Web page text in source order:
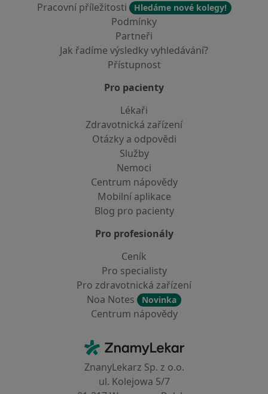
Pracovní příležitosti
Hledáme nové kolegy!
Podmínky
Partneři
Jak řadíme výsledky vyhledávání?
Přístupnost
Pro pacienty
Lékaři
Zdravotnická zařízení
Otázky a odpovědi
Služby
Nemoci
Centrum nápovědy
Mobilní aplikace
Blog pro pacienty
Pro profesionály
Ceník
Pro specialisty
Pro zdravotnická zařízení
Noa Notes
Novinka
Centrum nápovědy
ZnamyLekar - Hlavní stránka
ZnanyLekarz Sp. z o.o.
ul. Kolejowa 5/7